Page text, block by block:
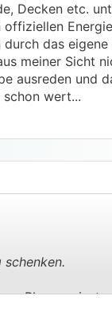
Decken etc.
das eigene
meiner Sicht
ausreden und
wert...
man